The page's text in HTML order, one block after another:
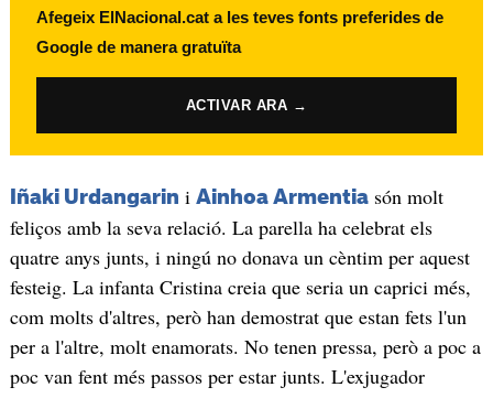
Afegeix ElNacional.cat a les teves fonts preferides de
Google de manera gratuïta
ACTIVAR ARA →
Iñaki Urdangarin i Ainhoa Armentiasón molt
feliços amb la seva relació. La parella ha celebrat els
quatre anys junts, i ningú no donava un cèntim per aquest
festeig. La infanta Cristina creia que seria un caprici més,
com molts d'altres, però han demostrat que estan fets l'un
per a l'altre, molt enamorats. No tenen pressa, però a poc a
poc van fent més passos per estar junts. L'exjugador